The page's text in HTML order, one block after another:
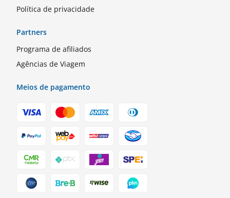
Política de privacidade
Partners
Programa de afiliados
Agências de Viagem
Meios de pagamento